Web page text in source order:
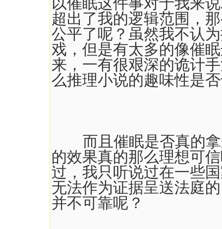
超出了我的逻辑范围，
公平了呢？虽然我不认
戏，但是有太多的像催
来，一有很艰深的诡计
么推理小说的趣味性是
而且催眠是否真的拿
的效果真的那么理想可
过，我只听说过在一些
无法作为证据呈送法庭
并不可靠呢？